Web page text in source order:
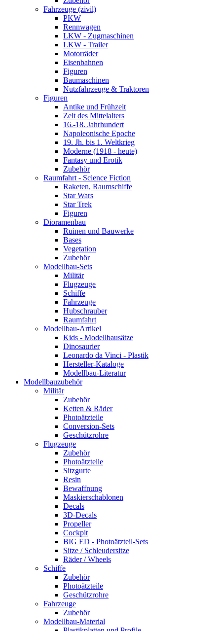
Fahrzeuge (zivil)
PKW
Rennwagen
LKW - Zugmaschinen
LKW - Trailer
Motorräder
Eisenbahnen
Figuren
Baumaschinen
Nutzfahrzeuge & Traktoren
Figuren
Antike und Frühzeit
Zeit des Mittelalters
16.-18. Jahrhundert
Napoleonische Epoche
19. Jh. bis 1. Weltkrieg
Moderne (1918 - heute)
Fantasy und Erotik
Zubehör
Raumfahrt - Science Fiction
Raketen, Raumschiffe
Star Wars
Star Trek
Figuren
Dioramenbau
Ruinen und Bauwerke
Bases
Vegetation
Zubehör
Modellbau-Sets
Militär
Flugzeuge
Schiffe
Fahrzeuge
Hubschrauber
Raumfahrt
Modellbau-Artikel
Kids - Modellbausätze
Dinosaurier
Leonardo da Vinci - Plastik
Hersteller-Kataloge
Modellbau-Literatur
Modellbauzubehör
Militär
Zubehör
Ketten & Räder
Photoätzteile
Conversion-Sets
Geschützrohre
Flugzeuge
Zubehör
Photoätzteile
Sitzgurte
Resin
Bewaffnung
Maskierschablonen
Decals
3D-Decals
Propeller
Cockpit
BIG ED - Photoätzteil-Sets
Sitze / Schleudersitze
Räder / Wheels
Schiffe
Zubehör
Photoätzteile
Geschützrohre
Fahrzeuge
Zubehör
Modellbau-Material